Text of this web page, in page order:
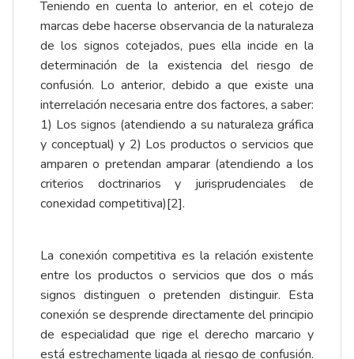
Teniendo en cuenta lo anterior, en el cotejo de
marcas debe hacerse observancia de la naturaleza
de los signos cotejados, pues ella incide en la
determinación de la existencia del riesgo de
confusión. Lo anterior, debido a que existe una
interrelación necesaria entre dos factores, a saber:
1) Los signos (atendiendo a su naturaleza gráfica
y conceptual) y 2) Los productos o servicios que
amparen o pretendan amparar (atendiendo a los
criterios doctrinarios y jurisprudenciales de
conexidad competitiva)[2].
La conexión competitiva es la relación existente
entre los productos o servicios que dos o más
signos distinguen o pretenden distinguir. Esta
conexión se desprende directamente del principio
de especialidad que rige el derecho marcario y
está estrechamente ligada al riesgo de confusión.